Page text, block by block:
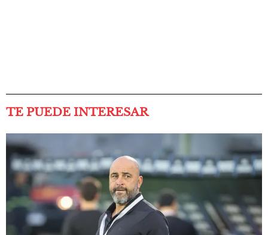
TE PUEDE INTERESAR